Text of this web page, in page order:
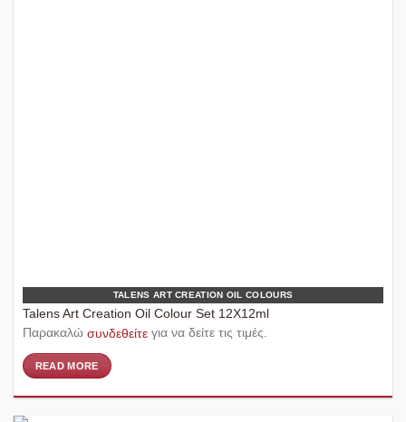
TALENS ART CREATION OIL COLOURS
Talens Art Creation Oil Colour Set 12X12ml
Παρακαλώ συνδεθείτεγια να δείτε τις τιμές.
READ MORE